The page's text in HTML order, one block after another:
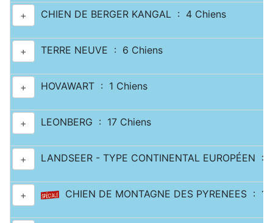
+ CHIEN DE BERGER KANGAL : 4 Chiens
+ TERRE NEUVE : 6 Chiens
+ HOVAWART : 1 Chiens
+ LEONBERG : 17 Chiens
+ LANDSEER - TYPE CONTINENTAL EUROPÉEN :
+ CHIEN DE MONTAGNE DES PYRENEES :